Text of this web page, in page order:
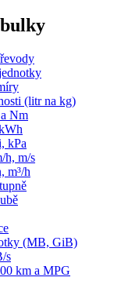
(litr na kg)
Nm
kPa
h, m/s
m³/h
(MB, GiB)
s
km a MPG